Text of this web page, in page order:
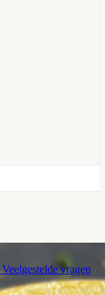
Veelgestelde vragen